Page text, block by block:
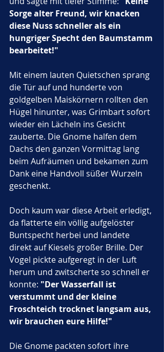
Sorge alter Freund, wir knacken
diese Nuss schneller als ein
hungriger Specht den Baumstamm
bearbeitet!"
Mit einem lauten Quietschen sprang
die Tür auf und hunderte von
goldgelben Maiskörnern rollten den
Hügel hinunter, was Grimbart sofort
wieder ein Lächeln ins Gesicht
zauberte. Die Gnome halfen dem
Dachs den ganzen Vormittag lang
beim Aufräumen und bekamen zum
Dank eine Handvoll süßer Wurzeln
geschenkt.
Doch kaum war diese Arbeit erledigt,
da flatterte ein völlig aufgelöster
Buntspecht herbei und landete
direkt auf Kiesels großer Brille. Der
Vogel pickte aufgeregt in der Luft
herum und zwitscherte so schnell er
konnte: "Der Wasserfall ist
verstummt und der kleine
Froschteich trocknet langsam aus,
wir brauchen eure Hilfe!"
Die Gnome packten sofort ihre